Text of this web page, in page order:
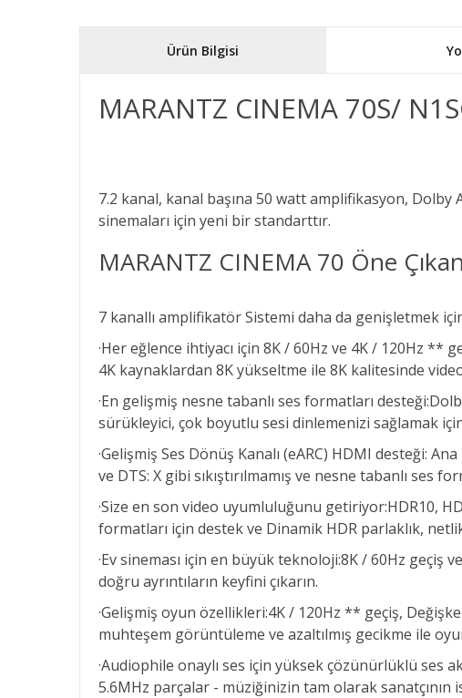
Ürün Bilgisi
MARANTZ CINEMA 70S/
7.2 kanal, kanal başına 50 watt amplifikasyon, Dolby
sinemaları için yeni bir standarttır.
MARANTZ CINEMA 70 Öne
7 kanallı amplifikatör Sistemi daha da genişletmek
·Her eğlence ihtiyacı için 8K / 60Hz ve 4K / 120Hz **
4K kaynaklardan 8K yükseltme ile 8K kalitesinde
·En gelişmiş nesne tabanlı ses formatları
sürükleyici, çok boyutlu sesi dinlemenizi sağlamak
·Gelişmiş Ses Dönüş Kanalı (eARC) HDMI desteği:
ve DTS: X gibi sıkıştırılmamış ve nesne tabanlı ses
·Size en son video uyumluluğunu getiriyor:HDR10,
formatları için destek ve Dinamik HDR parlaklık,
·Ev sineması için en büyük teknoloji:8K / 60Hz
doğru ayrıntıların keyfini çıkarın.
·Gelişmiş oyun özellikleri:4K / 120Hz ** geçiş,
muhteşem görüntüleme ve azaltılmış gecikme ile
·Audiophile onaylı ses için yüksek çözünürlüklü ses
5.6MHz parçalar - müziğinizin tam olarak sanatçının